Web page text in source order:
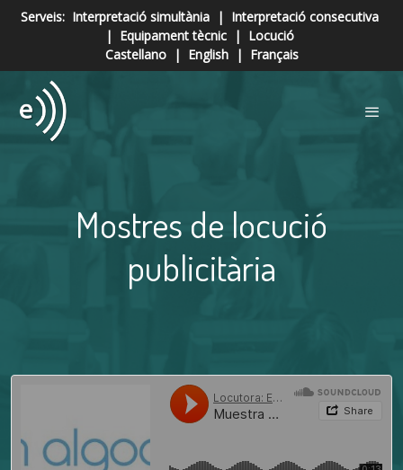
Serveis: Interpretació simultània | Interpretació consecutiva
| Equipament tècnic | Locució
Castellano | English | Français
Mostres de locució
publicitària